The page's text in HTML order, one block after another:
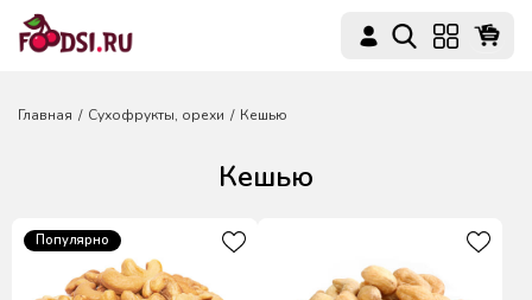
Главная Сухофрукты, орехи Кешью
Кешью
Популярно